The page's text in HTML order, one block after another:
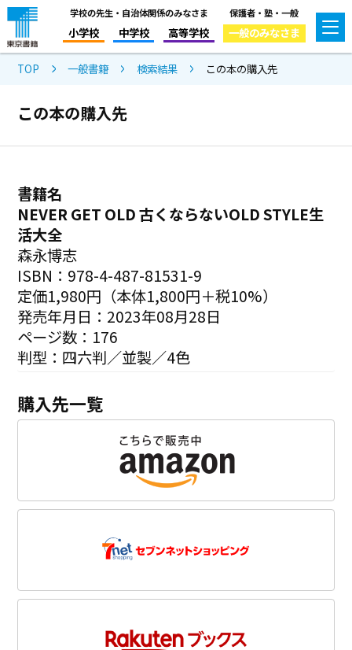
学校の先生・自治体関係のみなさま
小学校 中学校 高等学校
保護者・塾・一般
一般のみなさま
TOP 一般書籍 検索結果 この本の購入先
この本の購入先
書籍名
NEVER GET OLD 古くならないOLD STYLE生
活大全
森永博志
ISBN：978-4-487-81531-9
定価1,980円（本体1,800円＋税10%）
発売年月日：2023年08月28日
ページ数：176
判型：四六判／並製／4色
購入先一覧